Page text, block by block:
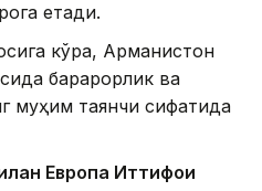
етади.
кўра, Арманистон
барқарорлик ва
муҳим таянчи сифатида
Европа Иттифоқи